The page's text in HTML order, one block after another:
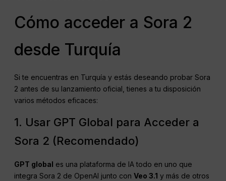
Cómo acceder a Sora 2
desde Turquía
Si te encuentras en Turquía y estás deseando probar Sora
2 antes de su lanzamiento oficial, tienes a tu disposición
varios métodos eficaces:
1. Usar GPT Global para Acceder a
Sora 2 (Recomendado)
GPT global es una plataforma de IA todo en uno que
integra Sora 2 de OpenAI junto conVeo 3.1 y más de otros